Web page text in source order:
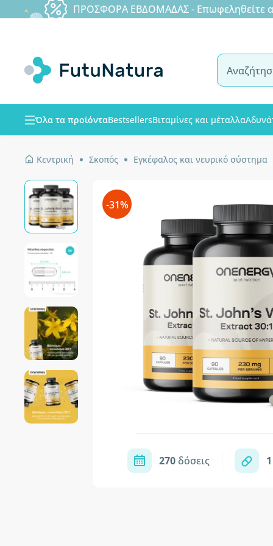
ΠΡΟΣΦΟΡΑ ΕΒΔΟΜΑΔΑΣ - Επωφεληθείτε
Όλα τα προϊόνταBestsellersΒιταμίνες και μέταλλα
Κεντρική Σκοπός Εγκέφαλος και νευρικό σύστημα
-31%
270 δόσεις 1